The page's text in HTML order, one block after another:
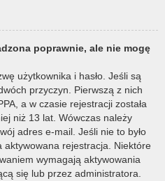
poprawnie, ale nie mogę
użytkownika i hasło. Jeśli są
przyczyn. Pierwszą z nich
a w czasie rejestracji została
niż 13 lat. Wówczas należy
adres e-mail. Jeśli nie to było
aktywowana rejestracja. Niektóre
wymagają aktywowania
się lub przez administratora.